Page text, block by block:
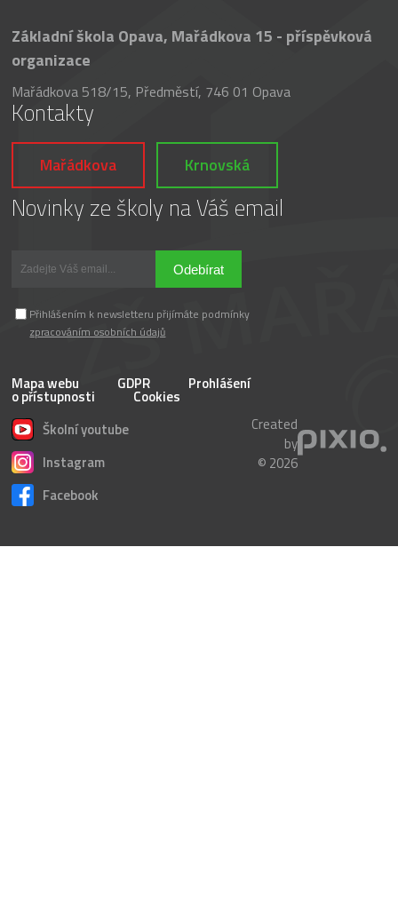
Základní škola Opava, Mařádkova 15 - příspěvková
organizace
Mařádkova 518/15, Předměstí, 746 01 Opava
Kontakty
Mařádkova Krnovská
Novinky ze školy na Váš email
Odebírat
Přihlášením k newsletteru přijímáte podmínky
zpracováním osobních údajů
Mapa webu GDPR Prohlášení
o přístupnosti
Cookies
Školní youtube
Instagram
Facebook
Created
by
© 2026